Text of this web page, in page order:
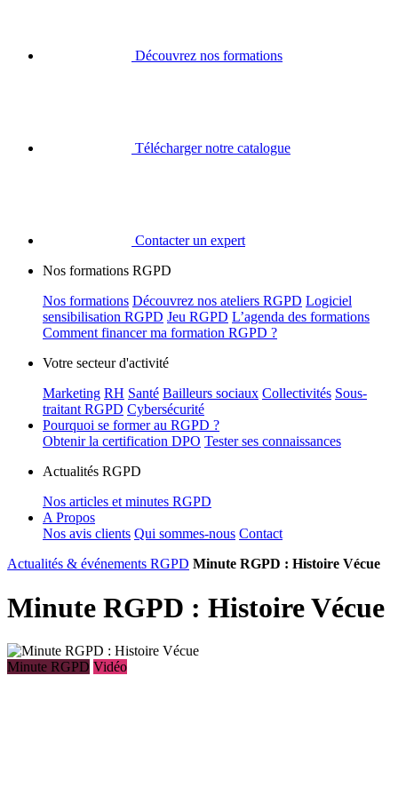
Découvrez nos formations
Télécharger notre catalogue
Contacter un expert
Nos formations RGPD
Nos formations Découvrez nos ateliers RGPD Logiciel
sensibilisation RGPD Jeu RGPD L’agenda des formations
Comment financer ma formation RGPD ?
Votre secteur d'activité
Marketing RH Santé Bailleurs sociaux Collectivités Sous-
traitant RGPD Cybersécurité
Pourquoi se former au RGPD ?
Obtenir la certification DPO Tester ses connaissances
Actualités RGPD
Nos articles et minutes RGPD
A Propos
Nos avis clients Qui sommes-nous Contact
Actualités & événements RGPD Minute RGPD : Histoire Vécue
Minute RGPD : Histoire Vécue
Minute RGPD Vidéo